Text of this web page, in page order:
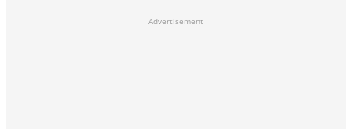
Advertisement